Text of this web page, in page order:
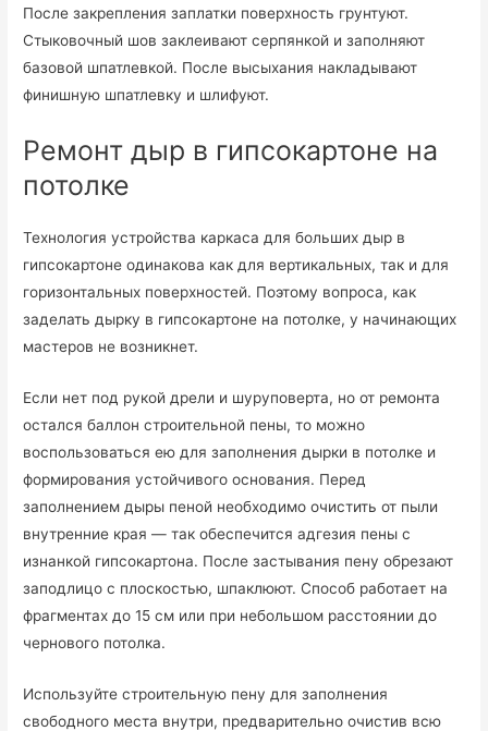
После закрепления заплатки поверхность грунтуют.
Стыковочный шов заклеивают серпянкой и заполняют
базовой шпатлевкой. После высыхания накладывают
финишную шпатлевку и шлифуют.
Ремонт дыр в гипсокартоне на
потолке
Технология устройства каркаса для больших дыр в
гипсокартоне одинакова как для вертикальных, так и для
горизонтальных поверхностей. Поэтому вопроса, как
заделать дырку в гипсокартоне на потолке, у начинающих
мастеров не возникнет.
Если нет под рукой дрели и шуруповерта, но от ремонта
остался баллон строительной пены, то можно
воспользоваться ею для заполнения дырки в потолке и
формирования устойчивого основания. Перед
заполнением дыры пеной необходимо очистить от пыли
внутренние края — так обеспечится адгезия пены с
изнанкой гипсокартона. После застывания пену обрезают
заподлицо с плоскостью, шпаклюют. Способ работает на
фрагментах до 15 см или при небольшом расстоянии до
чернового потолка.
Используйте строительную пену для заполнения
свободного места внутри, предварительно очистив всю